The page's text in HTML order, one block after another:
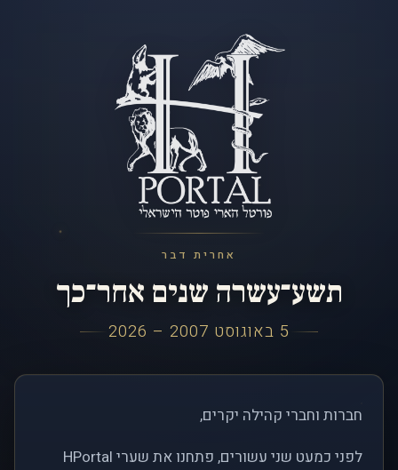
אחרית דבר
תשע־עשרה שנים אחר־כך
5 באוגוסט 2007 – 2026
חברות וחברי קהילה יקרים,
לפני כמעט שני עשורים, פתחנו את שערי HPortal